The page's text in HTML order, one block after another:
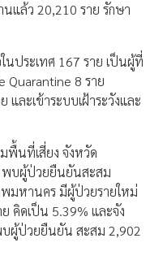
แล้ว 20,210 ราย รักษา
นประเทศ 167 ราย เป็นผู้ที่
Quarantine 8 ราย
และเข้าระบบเฝ้าระวังและ
พื้นที่เสี่ยง จังหวัด
พบผู้ป่วยยืนยันสะสม
พมหานคร มีผู้ป่วยรายใหม่
คิดเป็น 5.39% และจัง
ผู้ป่วยยืนยัน สะสม 2,902